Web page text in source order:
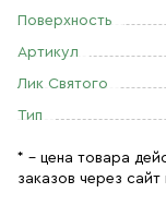
Поверхность
Артикул
Лик Святого
Тип
* – цена товара
заказов через